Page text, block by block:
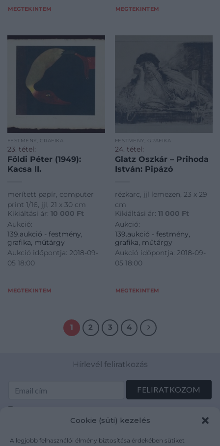
Cookie (süti) kezelés
A legjobb felhasználói élmény biztosítása érdekében sütiket
MEGTEKINTEM MEGTEKINTEM
FESTMÉNY, GRAFIKA
23. tétel:
Földi Péter (1949):
Kacsa II.
merített papír, computer
print 1/16, jjl, 21 x 30 cm
Kikiáltási ár: 10 000 Ft
Aukció:
139.aukció - festmény,
grafika, műtárgy
Aukció időpontja: 2018-09-
05 18:00
MEGTEKINTEM
FESTMÉNY, GRAFIKA
24. tétel:
Glatz Oszkár – Prihoda
István: Pipázó
rézkarc, jjl lemezen, 23 x 29
cm
Kikiáltási ár: 11 000 Ft
Aukció:
139.aukció - festmény,
grafika, műtárgy
Aukció időpontja: 2018-09-
05 18:00
MEGTEKINTEM
1 2 3 4
Hírlevél feliratkozás
mutargy.com/adatkezelesi-tajekoztato/